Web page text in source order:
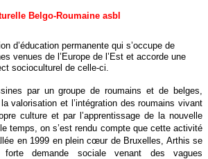
Belgo-Roumaine asbl
d’éducation permanente qui s’occupe de
venues de l’Europe de l’Est et accorde une
socioculturel de celle-ci.
par un groupe de roumains et de belges,
valorisation et l’intégration des roumains vivant
culture et par l’apprentissage de la nouvelle
temps, on s’est rendu compte que cette activité
en 1999 en plein cœur de Bruxelles, Arthis se
demande sociale venant des vagues